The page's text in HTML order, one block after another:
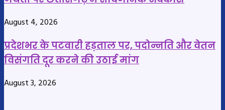
हो
रहा
वायरल
तैयार
होगा
डिजिटल
लैंड
बैंक,
मुख्य
August 4, 2026
प्रदेशभर के पटवारी हड़ताल पर, पदोन्नति और वेतन
विसंगति दूर करने की उठाई मांग
August 3, 2026